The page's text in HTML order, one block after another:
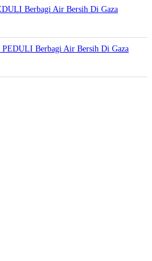
Berbagi Air Bersih Di Gaza
Berbagi Air Bersih Di Gaza